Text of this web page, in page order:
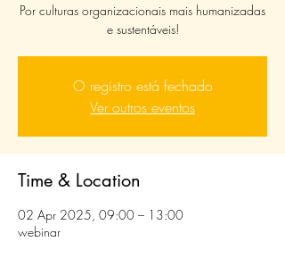
Por culturas organizacionais mais humanizadas
e sustentáveis!
O registro está fechado
Ver outros eventos
Time & Location
02 Apr 2025, 09:00 – 13:00
webinar